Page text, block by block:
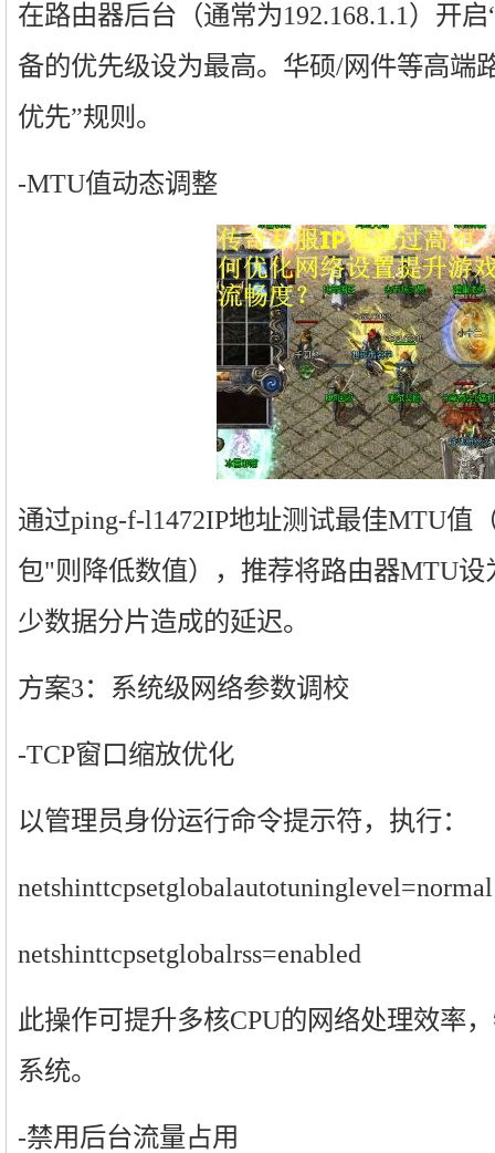
在路由器后台（通常为192.168.1.1）开
备的优先级设为最高。华硕/网件等高端
优先”规则。
-MTU值动态调整
通过ping-f-l1472IP地址测试最佳MTU值
包"则降低数值），推荐将路由器MTU设
少数据分片造成的延迟。
方案3：系统级网络参数调校
-TCP窗口缩放优化
以管理员身份运行命令提示符，执行：
netshinttcpsetglobalautotuninglevel=normal
netshinttcpsetglobalrss=enabled
此操作可提升多核CPU的网络处理效率
系统。
-禁用后台流量占用